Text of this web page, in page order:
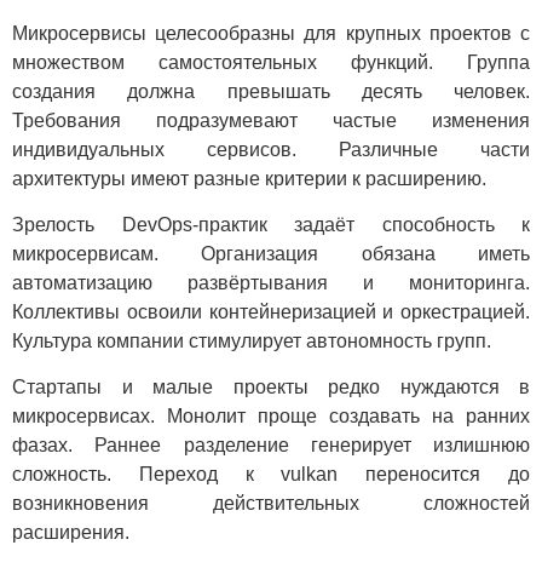
Микросервисы целесообразны для крупных проектов с
множеством самостоятельных функций. Группа
создания должна превышать десять человек.
Требования подразумевают частые изменения
индивидуальных сервисов. Различные части
архитектуры имеют разные критерии к расширению.
Зрелость DevOps-практик задаёт способность к
микросервисам. Организация обязана иметь
автоматизацию развёртывания и мониторинга.
Коллективы освоили контейнеризацией и оркестрацией.
Культура компании стимулирует автономность групп.
Стартапы и малые проекты редко нуждаются в
микросервисах. Монолит проще создавать на ранних
фазах. Раннее разделение генерирует излишнюю
сложность. Переход к vulkan переносится до
возникновения действительных сложностей
расширения.